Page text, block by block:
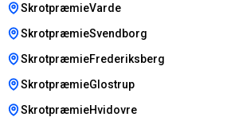
SkrotpræmieVarde
SkrotpræmieSvendborg
SkrotpræmieFrederiksberg
SkrotpræmieGlostrup
SkrotpræmieHvidovre